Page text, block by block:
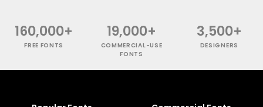
160,000+
FREE FONTS
19,000+
COMMERCIAL-USE
FONTS
3,500+
DESIGNERS